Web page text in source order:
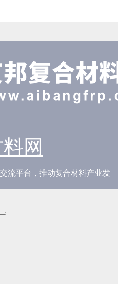
网
流平台，推动复合材料产业发